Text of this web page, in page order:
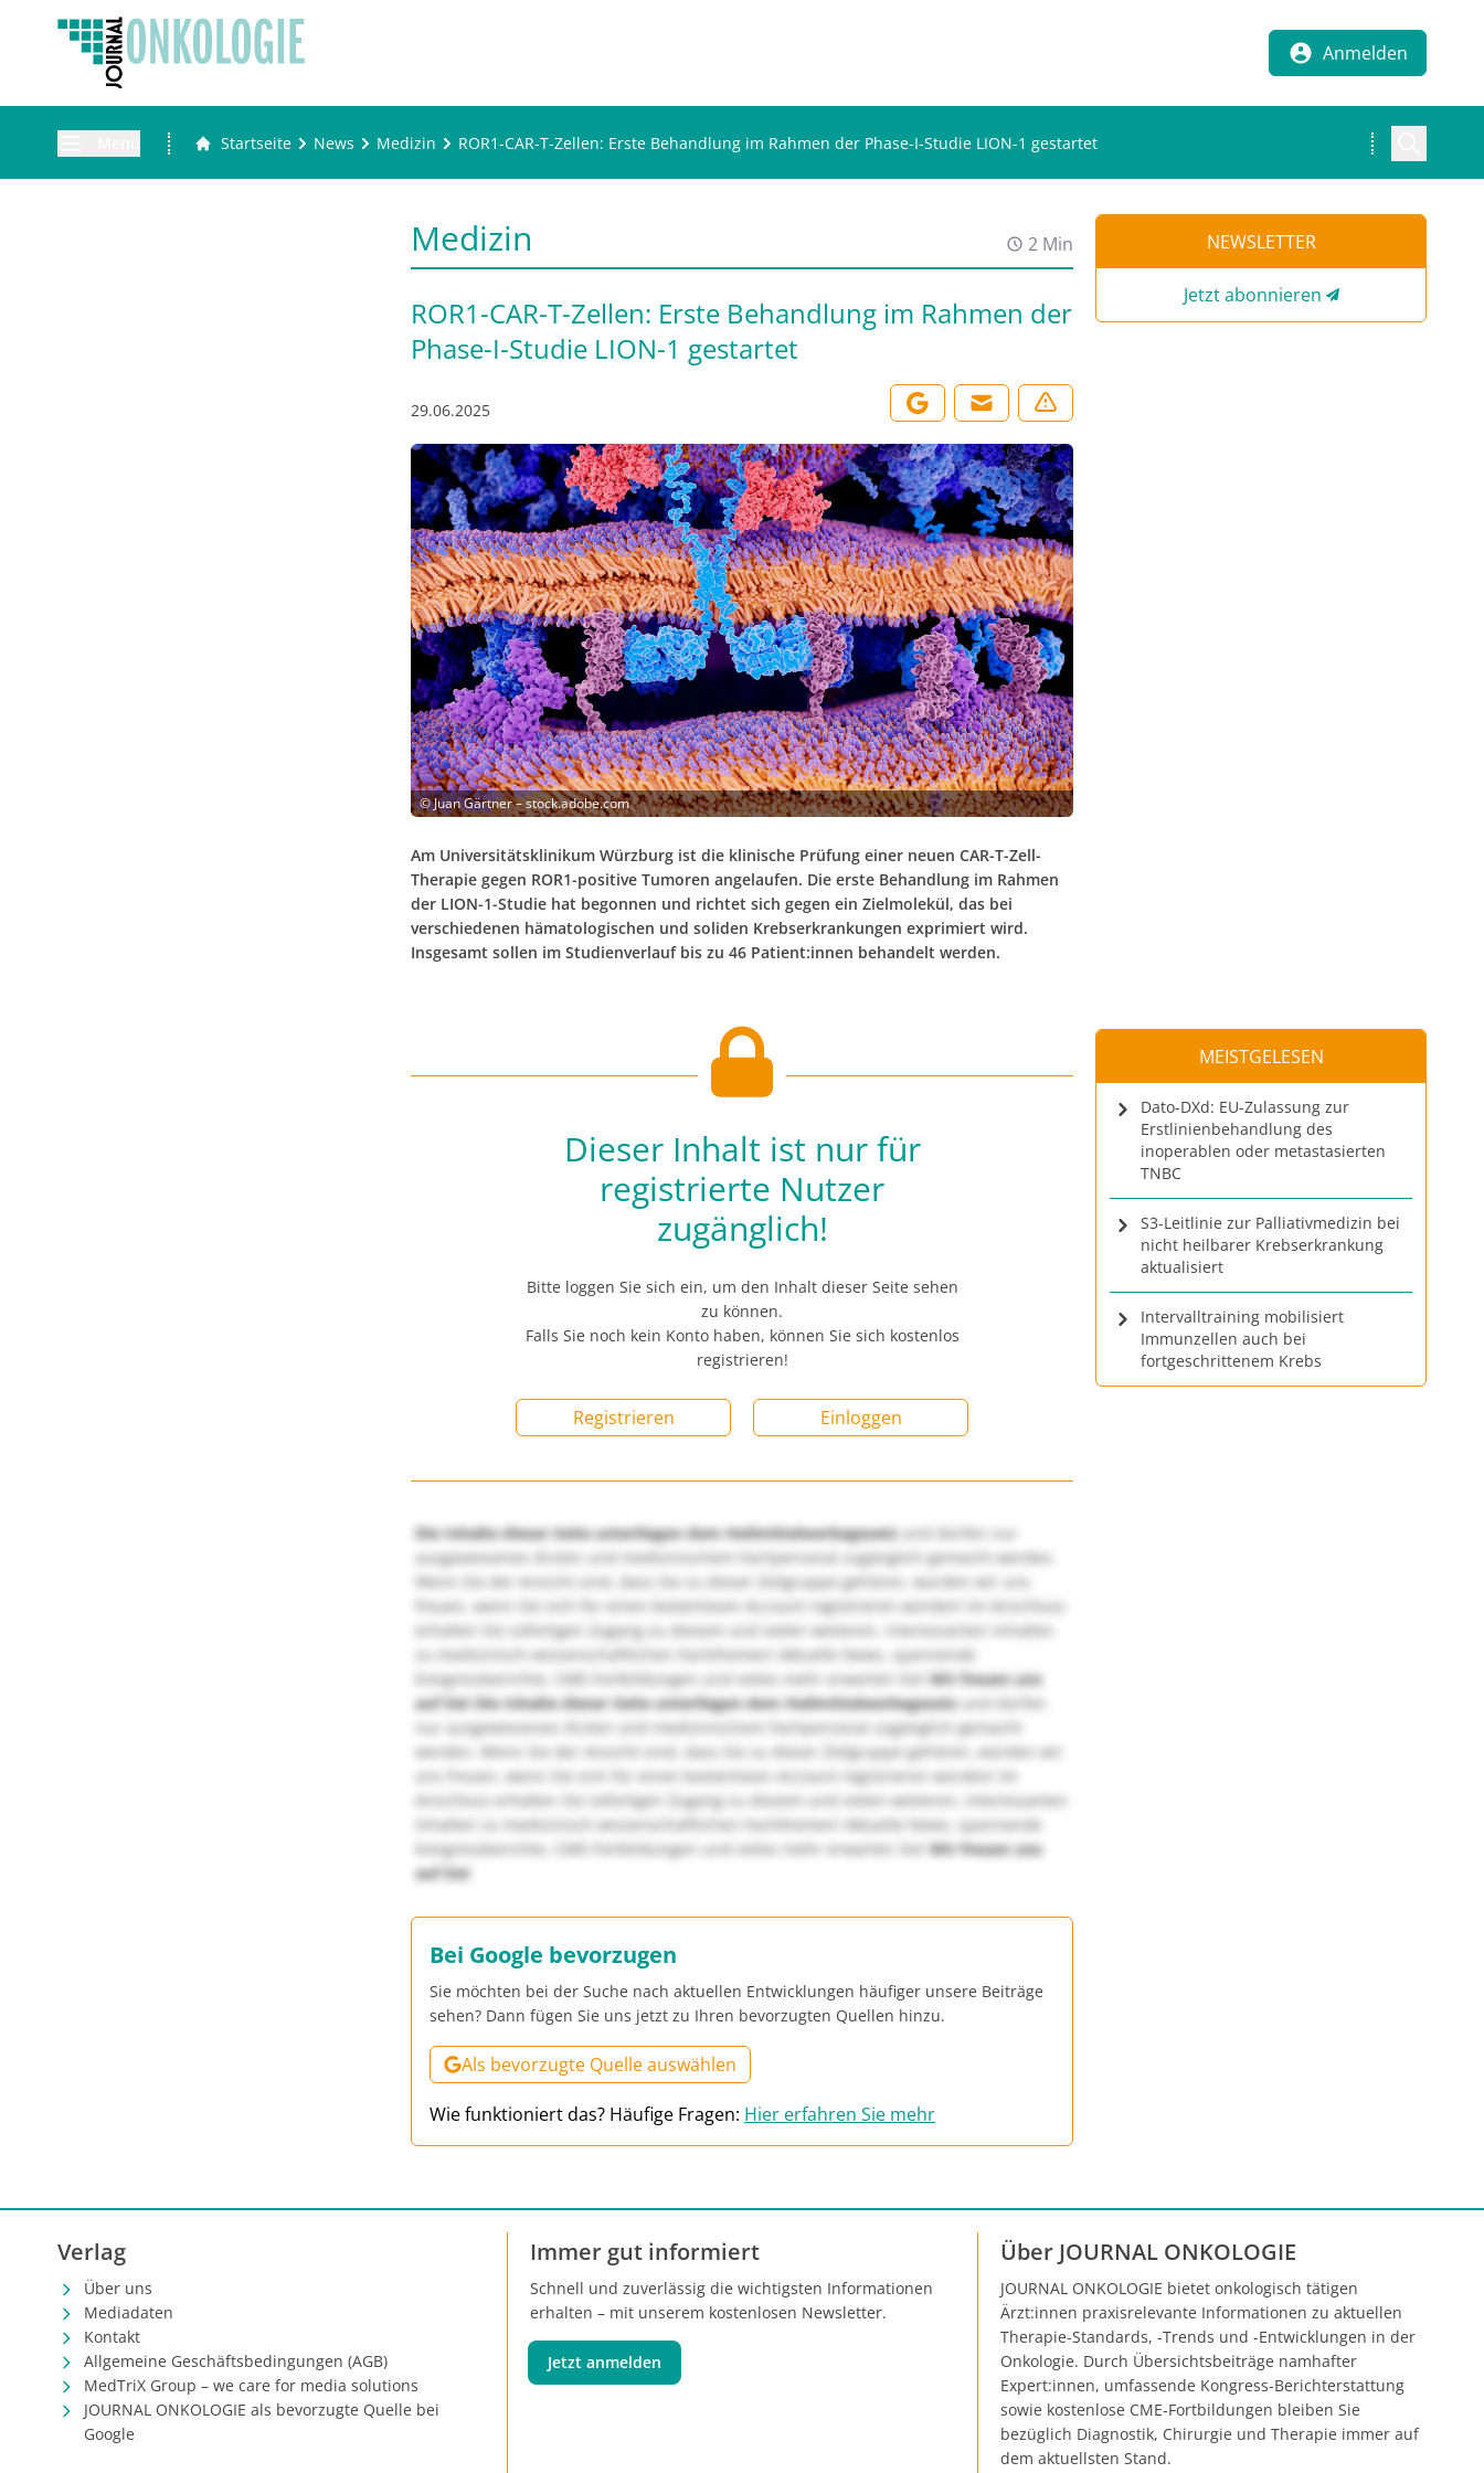
Anmelden
Startseite News Medizin ROR1-CAR-T-Zellen: Erste Behandlung im Rahmen der Phase-I-Studie LION-1 gestartet
Medizin 2 Min
ROR1-CAR-T-Zellen: Erste Behandlung im Rahmen der
Phase-I-Studie LION-1 gestartet
29.06.2025
©Juan Gärtner – stock.adobe.com
Am Universitätsklinikum Würzburg ist die klinische Prüfung einer neuen CAR-T-Zell-
Therapie gegen ROR1-positive Tumoren angelaufen. Die erste Behandlung im Rahmen
der LION-1-Studie hat begonnen und richtet sich gegen ein Zielmolekül, das bei
verschiedenen hämatologischen und soliden Krebserkrankungen exprimiert wird.
Insgesamt sollen im Studienverlauf bis zu 46 Patient:innen behandelt werden.
Dieser Inhalt ist nur für
registrierte Nutzer
zugänglich!
Bitte loggen Sie sich ein, um den Inhalt dieser Seite sehen
zu können.
Falls Sie noch kein Konto haben, können Sie sich kostenlos
registrieren!
Registrieren Einloggen
Die Inhalte dieser Seite unterliegen dem Heilmittelwerbegesetzund dürfen nur
ausgewiesenen Ärzten und medizinischem Fachpersonal zugänglich gemacht werden.
Wenn Sie der Ansicht sind, dass Sie zu dieser Zielgruppe gehören, würden wir uns
freuen, wenn Sie sich für einen kostenlosen Account registrieren würden! Im Anschluss
erhalten Sie sofortigen Zugang zu diesem und vielen weiteren, interessanten Inhalten
zu medizinisch-wissenschaftlichen Fachthemen! Aktuelle News, spannende
Kongressberichte, CME-Fortbildungen und vieles mehr erwarten Sie!Wir freuen uns
auf Sie! Die Inhalte dieser Seite unterliegen dem Heilmittelwerbegesetzund dürfen
nur ausgewiesenen Ärzten und medizinischem Fachpersonal zugänglich gemacht
werden. Wenn Sie der Ansicht sind, dass Sie zu dieser Zielgruppe gehören, würden wir
uns freuen, wenn Sie sich für einen kostenlosen Account registrieren würden! Im
Anschluss erhalten Sie sofortigen Zugang zu diesem und vielen weiteren, interessanten
Inhalten zu medizinisch-wissenschaftlichen Fachthemen! Aktuelle News, spannende
Kongressberichte, CME-Fortbildungen und vieles mehr erwarten Sie! Wir freuen uns
auf Sie!
Bei Google bevorzugen
Sie möchten bei der Suche nach aktuellen Entwicklungen häufiger unsere Beiträge
sehen? Dann fügen Sie uns jetzt zu Ihren bevorzugten Quellen hinzu.
Als bevorzugte Quelle auswählen
Wie funktioniert das? Häufige Fragen: Hier erfahren Sie mehr
NEWSLETTER
Jetzt abonnieren
MEISTGELESEN
Dato-DXd: EU-Zulassung zur
Erstlinienbehandlung des
inoperablen oder metastasierten
TNBC
S3-Leitlinie zur Palliativmedizin bei
nicht heilbarer Krebserkrankung
aktualisiert
Intervalltraining mobilisiert
Immunzellen auch bei
fortgeschrittenem Krebs
Verlag
Über uns
Mediadaten
Kontakt
Allgemeine Geschäftsbedingungen (AGB)
MedTriX Group – we care for media solutions
JOURNAL ONKOLOGIE als bevorzugte Quelle bei
Google
Immer gut informiert
Schnell und zuverlässig die wichtigsten Informationen
erhalten – mit unserem kostenlosen Newsletter.
Jetzt anmelden
Über JOURNAL ONKOLOGIE
JOURNAL ONKOLOGIE bietet onkologisch tätigen
Ärzt:innen praxisrelevante Informationen zu aktuellen
Therapie-Standards, -Trends und -Entwicklungen in der
Onkologie. Durch Übersichtsbeiträge namhafter
Expert:innen, umfassende Kongress-Berichterstattung
sowie kostenlose CME-Fortbildungen bleiben Sie
bezüglich Diagnostik, Chirurgie und Therapie immer auf
dem aktuellsten Stand.